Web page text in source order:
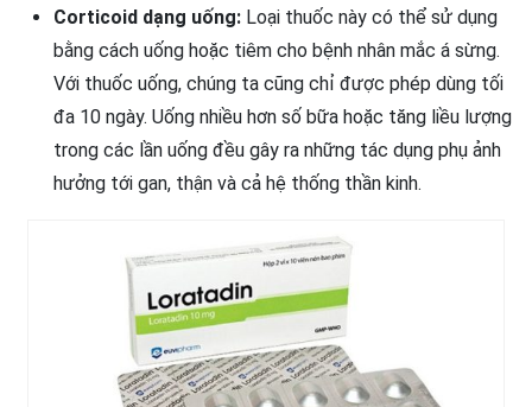
Corticoid dạng uống: Loại thuốc này có thể sử dụng
bằng cách uống hoặc tiêm cho bệnh nhân mắc á sừng.
Với thuốc uống, chúng ta cũng chỉ được phép dùng tối
đa 10 ngày. Uống nhiều hơn số bữa hoặc tăng liều lượng
trong các lần uống đều gây ra những tác dụng phụ ảnh
hưởng tới gan, thận và cả hệ thống thần kinh.